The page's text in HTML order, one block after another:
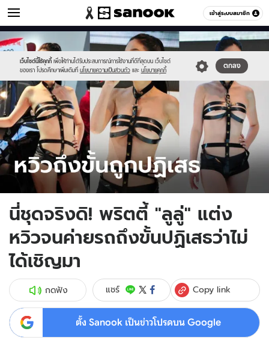
เข้าสู่ระบบสมาชิก
รถยนต์ หมวดอื่นๆ
เว็บไซต์นี้ใช้คุกกี้ เพื่อให้ท่านได้รับประสบการณ์การใช้งานที่ดีที่สุดบน เว็บไซต์
ของเรา โปรดศึกษาเพิ่มเติมที่ นโยบายความเป็นส่วนตัว และ นโยบายคุกกี้
ตกลง
Sanook
//s.isanook.com/sr/0/images/logo-
new-
sanook.png
600
60
//s.isanook.com/au/0/ud/12/62395/p_sport-
2022-
25t183404.8.jpg
นี่ชุดจริงดิ! พริตตี้ "ลูลู่" แต่ง
หวิวจนค่ายรถถึงขั้นปฏิเสธว่าไม่
ได้เชิญมา
กดฟัง แชร์ Copy link
ตั้ง Sanook เป็นข่าวโปรดบน Google